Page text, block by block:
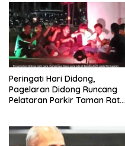
Peringati Hari Didong,
Pagelaran Didong Runcang
Pelataran Parkir Taman Ratu